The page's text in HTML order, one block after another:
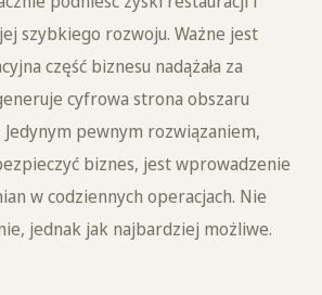
szybkiego rozwoju. Ważne jest
część biznesu nadążała za
cyfrowa strona obszaru
pewnym rozwiązaniem,
biznes, jest wprowadzenie
w codziennych operacjach. Nie
jednak jak najbardziej możliwe.